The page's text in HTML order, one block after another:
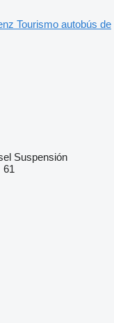
Tourismo autobús de
Suspensión
61